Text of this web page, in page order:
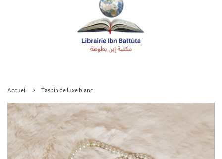
Accueil › Tasbih de luxe blanc